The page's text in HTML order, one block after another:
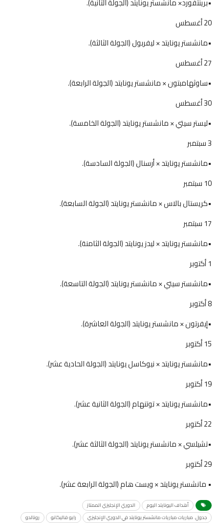
20 أغسطس
•مانشستر يونايتد × ليفربول (الجولة الثالثة).
27 أغسطس
•ساوثهامبتون × مانشستر يونايتد (الجولة الرابعة).
30 أغسطس
•ليستر سيتي × مانشستر يونايتد (الجولة الخامسة).
3 سبتمبر
•مانشستر يونايتد × أرسنال (الجولة السادسة).
10 سبتمبر
•كريستال بالاس × مانشستر يونايتد (الجولة السابعة).
17 سبتمبر
•مانشستر يونايتد × ليدز يونايتد (الجولة الثامنة).
1 أكتوبر
•مانشستر سيتي × مانشستر يونايتد (الجولة التاسعة).
8 أكتوبر
•إيفرتون × مانشستر يونايتد (الجولة العاشرة).
15 أكتوبر
•مانشستر يونايتد × نيوكاسل يونايتد (الجولة الحادية عشر).
19 أكتوبر
•مانشستر يونايتد × توتنهام (الجولة الثانية عشر).
22 أكتوبر
•تشيلسي × مانشستر يونايتد (الجولة الثالثة عشر).
29 أكتوبر
• مانشستر يونايتد × ويست هام (الجولة الرابعة عشر).
أهداف اليونايتد اليوم
الدوري الإنجليزي الممتاز
جدول. مباريات مباريات مانشستر يونايتد في الدوري الإنجليزي
رايو فاليكانو
رونالدو